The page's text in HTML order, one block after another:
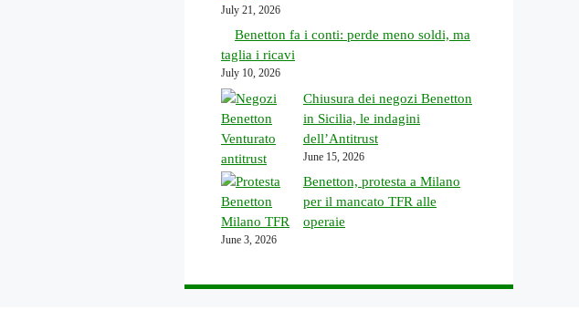
July 21, 2026
Benetton fa i conti: perde meno soldi, ma
taglia i ricavi
July 10, 2026
Chiusura dei negozi Benetton
in Sicilia, le indagini
dell’Antitrust
June 15, 2026
Benetton, protesta a Milano
per il mancato TFR alle
operaie
June 3, 2026